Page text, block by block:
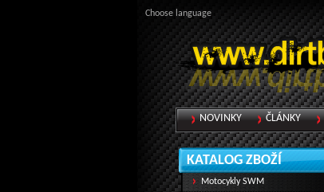
KATALOG ZBOŽÍ
Motocykly SWM
NOVINKY ČLÁNKY
Choose language